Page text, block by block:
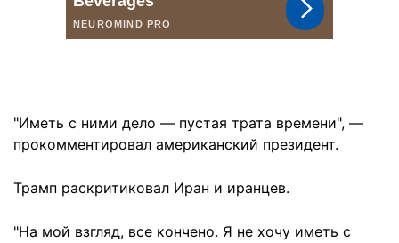
"Иметь с ними дело — пустая трата времени", —
прокомментировал американский президент.
Трамп раскритиковал Иран и иранцев.
"На мой взгляд, все кончено. Я не хочу иметь с